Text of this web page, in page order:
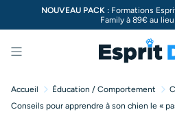
NOUVEAU PACK : Formations
Family à 89€ au
Menu
Accueil Éducation / Comportement
Conseils pour apprendre à son chien le «